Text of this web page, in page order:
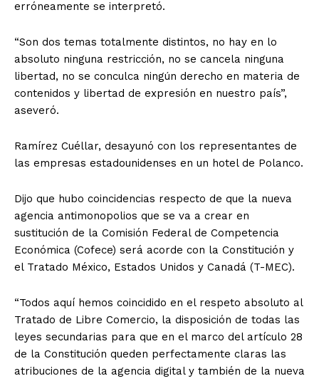
erróneamente se interpretó.
“Son dos temas totalmente distintos, no hay en lo
absoluto ninguna restricción, no se cancela ninguna
libertad, no se conculca ningún derecho en materia de
contenidos y libertad de expresión en nuestro país”,
aseveró.
Ramírez Cuéllar, desayunó con los representantes de
las empresas estadounidenses en un hotel de Polanco.
Dijo que hubo coincidencias respecto de que la nueva
agencia antimonopolios que se va a crear en
sustitución de la Comisión Federal de Competencia
Económica (Cofece) será acorde con la Constitución y
el Tratado México, Estados Unidos y Canadá (T-MEC).
“Todos aquí hemos coincidido en el respeto absoluto al
Tratado de Libre Comercio, la disposición de todas las
leyes secundarias para que en el marco del artículo 28
de la Constitución queden perfectamente claras las
atribuciones de la agencia digital y también de la nueva